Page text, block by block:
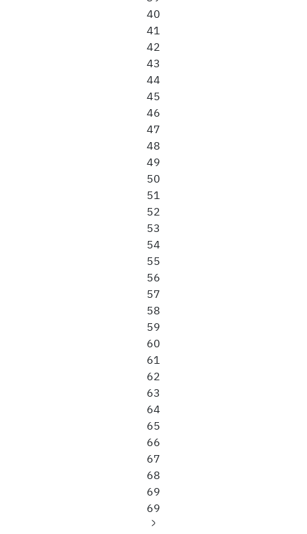
40
41
42
43
44
45
46
47
48
49
50
51
52
53
54
55
56
57
58
59
60
61
62
63
64
65
66
67
68
69
69
الصفحة